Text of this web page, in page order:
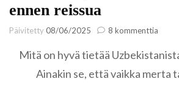
ennen reissua
Päivitetty08/06/2025 8 kommenttia
on
tietää
Mitä on hyvä tietää
Ainakin se, että vaikka merta